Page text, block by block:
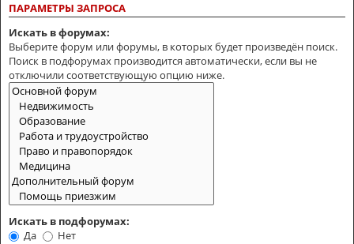
ПАРАМЕТРЫ ЗАПРОСА
Искать в форумах:
Выберите форум или форумы, в которых будет произведён поиск.
Поиск в подфорумах производится автоматически, если вы не
отключили соответствующую опцию ниже.
Искать в подфорумах:
Да
Нет